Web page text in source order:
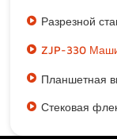
Разрезной
ZJP-330
Планшетная
Стековая